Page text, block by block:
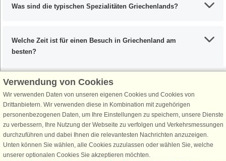
Was sind die typischen Spezialitäten Griechenlands?
Welche Zeit ist für einen Besuch in Griechenland am
besten?
Schließen Sie sich 100.000 Ferienhaus-Fans an
Erhalten Sie einen Willkommensgutschein von 25 €für Ihren nächsten
Ferienhausurlaub - melden Sie sich einfach für den DanCenter Newsletter
an. Verpassen Sie nie wieder exklusive Angebote, Gewinnspiele und
Urlaubstipps!
Verwendung von Cookies
Wir verwenden Daten von unseren eigenen Cookies und Cookies von
Drittanbietern. Wir verwenden diese in Kombination mit zugehörigen
personenbezogenen Daten, um Ihre Einstellungen zu speichern, unsere Dienste
zu verbessern, Ihre Nutzung der Webseite zu verfolgen und Verkehrsmessungen
durchzuführen und dabei Ihnen die relevantesten Nachrichten anzuzeigen.
Unten können Sie wählen, alle Cookies zuzulassen oder wählen Sie, welche
unserer optionalen Cookies Sie akzeptieren möchten.